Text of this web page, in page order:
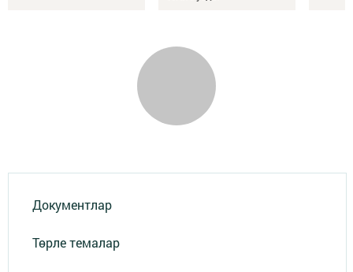
Документлар
Төрле темалар